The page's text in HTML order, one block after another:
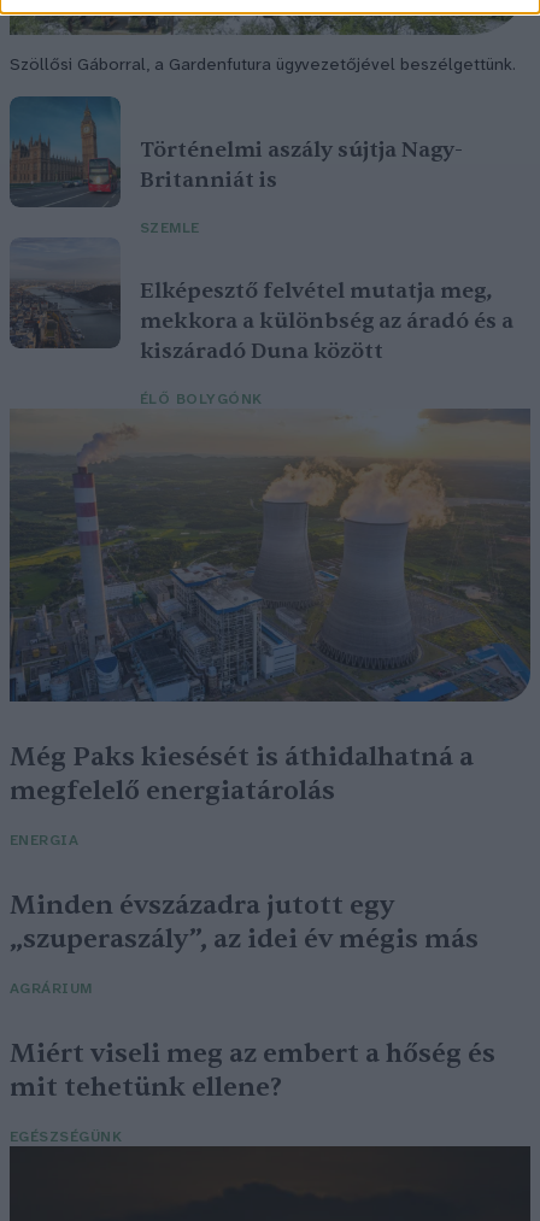
Szöllősi Gáborral, a Gardenfutura ügyvezetőjével beszélgettünk.
Történelmi aszály sújtja Nagy-
Britanniát is
SZEMLE
Elképesztő felvétel mutatja meg,
mekkora a különbség az áradó és a
kiszáradó Duna között
ÉLŐ BOLYGÓNK
Még Paks kiesését is áthidalhatná a
megfelelő energiatárolás
ENERGIA
Minden évszázadra jutott egy
„szuperaszály”, az idei év mégis más
AGRÁRIUM
Miért viseli meg az embert a hőség és
mit tehetünk ellene?
EGÉSZSÉGÜNK